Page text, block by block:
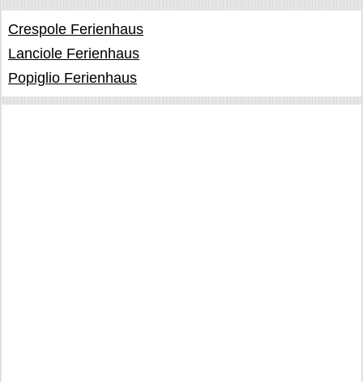
Crespole Ferienhaus
Lanciole Ferienhaus
Popiglio Ferienhaus